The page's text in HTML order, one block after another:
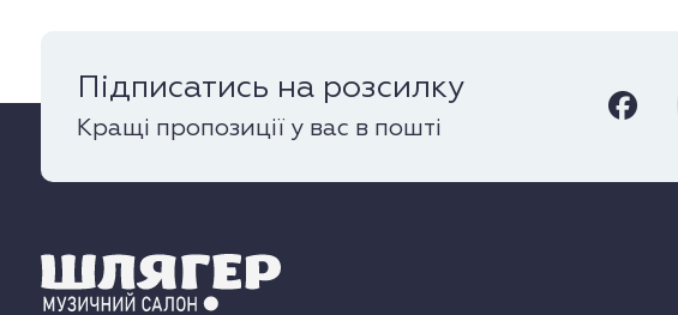
Підписатись на розсилку
Кращі пропозиції у вас в пошті